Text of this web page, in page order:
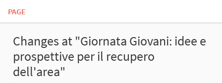
PAGE
Changes at "Giornata Giovani: idee e
prospettive per il recupero
dell'area"